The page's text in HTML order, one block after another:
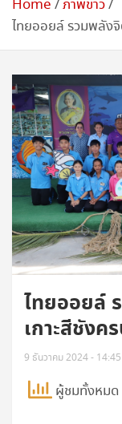
Home ภาพข่าว
ไทยออยล์ รวมพลัง
ไทยออยล์
เกาะสีชังค
9 ธันวาคม 2024 -
ผู้ชมทั้งหมด